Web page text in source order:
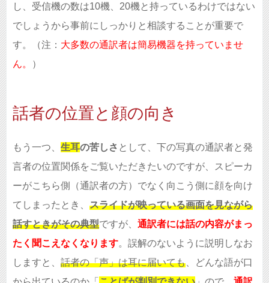
し、受信機の数は10機、20機と持っているわけではない
でしょうから事前にしっかりと相談することが重要で
す。（注： 大多数の通訳者は簡易機器を持っていませ
ん。
）
話者の位置と顔の向き
もう一つ、 生耳の苦しさ として、下の写真の通訳者と発
言者の位置関係をご覧いただきたいのですが、スピーカ
ーがこちら側（通訳者の方）でなく向こう側に顔を向け
てしまったとき、 スライドが映っている画面を見ながら
話すときがその典型ですが、 通訳者には話の内容がまっ
たく聞こえなくなります。誤解のないように説明しなお
しますと、 話者の「声」は耳に届いても 、どんな語が口